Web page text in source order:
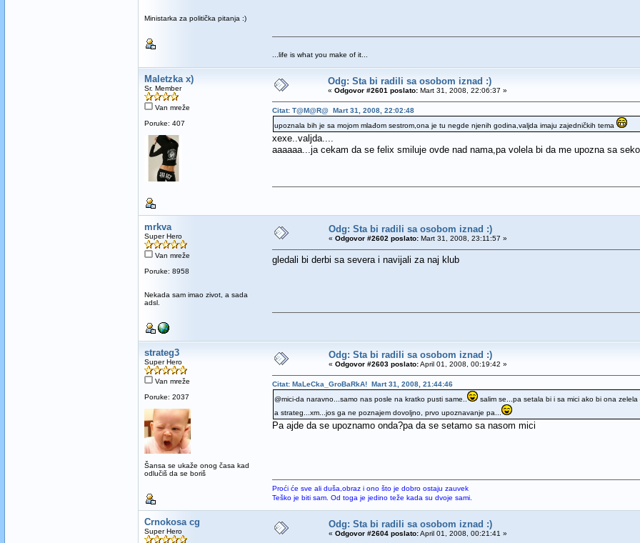
Ministarka za politička pitanja :)
...life is what you make of it...
Maletzka x)
Sr. Member
Van mreže
Poruke: 407
Odg: Sta bi radili sa osobom iznad :)
« Odgovor #2601 poslato:Mart 31, 2008, 22:06:37 »
Citat: T@M@R@ Mart 31, 2008, 22:02:48
upoznala bih je sa mojom mlađom sestrom,ona je tu negde njenih godina,valjda imaju zajedničkih tema
xexe..valjda....
aaaaaa...ja cekam da se felix smiluje ovde nad nama,pa volela bi da me upozna sa
mrkva
Super Hero
Van mreže
Poruke: 8958
Nekada sam imao zivot, a sada
adsl.
Odg: Sta bi radili sa osobom iznad :)
« Odgovor #2602 poslato:Mart 31, 2008, 23:11:57 »
gledali bi derbi sa severa i navijali za naj klub
strateg3
Super Hero
Van mreže
Poruke: 2037
Šansa se ukaže onog časa kad
odlučiš da se boriš
Odg: Sta bi radili sa osobom iznad :)
« Odgovor #2603 poslato:April 01, 2008, 00:19:42 »
Citat: MaLeCka_GroBaRkA! Mart 31, 2008, 21:44:46
@mici-da naravno...samo nas posle na kratko pusti same..
salim se...pa setala bi i sa mici ako bi ona zelela
a strateg...xm...jos ga ne poznajem dovoljno, prvo upoznavanje pa...
Pa ajde da se upoznamo onda?pa da se setamo sa nasom mici
Proći će sve ali duša,obraz i ono što je dobro ostaju zauvek
Teško je biti sam. Od toga je jedino teže kada su dvoje sami.
Crnokosa cg
Super Hero
Odg: Sta bi radili sa osobom iznad :)
« Odgovor #2604 poslato:April 01, 2008, 00:21:41 »